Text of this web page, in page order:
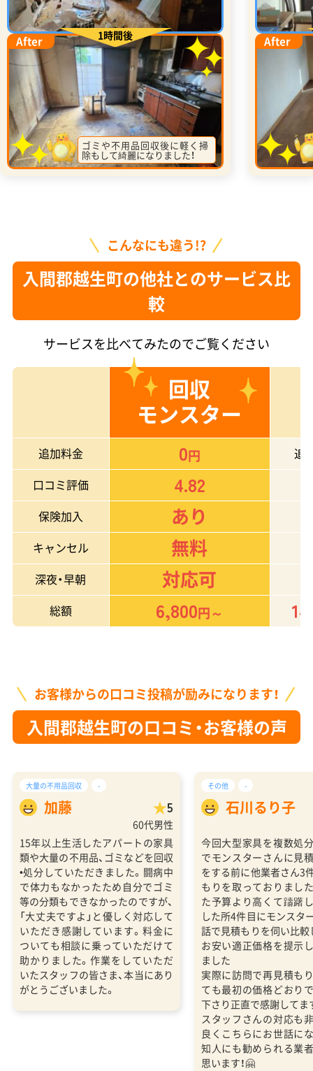
After
ゴミや不用品回収後に軽く掃
除もして綺麗になりました！
1時間後 After
こんなにも違う!?
入間郡越生町の他社とのサービス比
較
サービスを比べてみたのでご覧ください
回収
モンスター
追加料金 0円
追
口コミ評価
4.82
保険加入 あり
キャンセル 無料
深夜・早朝 対応可
総額
6,800円～
お客様からの口コミ投稿が励みになります！
入間郡越生町の口コミ・お客様の声
大量の不用品回収 -
加藤 5
60代男性
15年以上生活したアパートの家具
類や大量の不用品、ゴミなどを回収
•処分していただきました。闘病中
で体力もなかったため自分でゴミ
等の分類もできなかったのですが、
「大丈夫ですよ」と優しく対応して
いただき感謝しています。料金に
ついても相談に乗っていただけて
助かりました。作業をしていただ
いたスタッフの皆さま、本当にあり
がとうございました。
その他 -
石川るり子
今回大型家具を複数処
でモンスターさんに見
をする前に他業者さん3
もりを取っておりまし
た予算より高くて躊躇
した所4件目にモンスタ
話で見積もりを伺い比
お安い適正価格を提示
ました
実際に訪問で再見積も
ても最初の価格どおり
下さり正直で感謝してま
スタッフさんの対応も
良くこちらにお世話に
知人にも勧められる業
思います！🤗